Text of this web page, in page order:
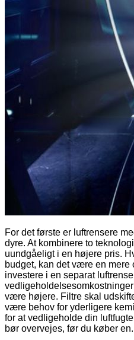
For det første er luftrensere
dyre. At kombinere to
uundgåeligt i en højere pris.
budget, kan det være en
investere i en separat
være højere. Filtre skal
være behov for yderligere
for at vedligeholde din
bør overvejes, før du køber